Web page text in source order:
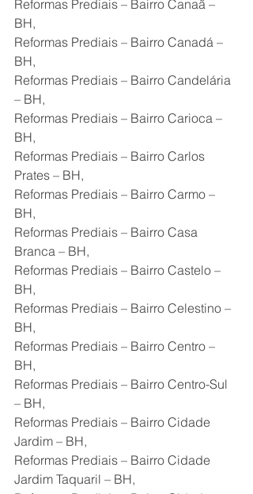
Reformas Prediais – Bairro Canaã –
BH,
Reformas Prediais – Bairro Canadá –
BH,
Reformas Prediais – Bairro Candelária
– BH,
Reformas Prediais – Bairro Carioca –
BH,
Reformas Prediais – Bairro Carlos
Prates – BH,
Reformas Prediais – Bairro Carmo –
BH,
Reformas Prediais – Bairro Casa
Branca – BH,
Reformas Prediais – Bairro Castelo –
BH,
Reformas Prediais – Bairro Celestino –
BH,
Reformas Prediais – Bairro Centro –
BH,
Reformas Prediais – Bairro Centro-Sul
– BH,
Reformas Prediais – Bairro Cidade
Jardim – BH,
Reformas Prediais – Bairro Cidade
Jardim Taquaril – BH,